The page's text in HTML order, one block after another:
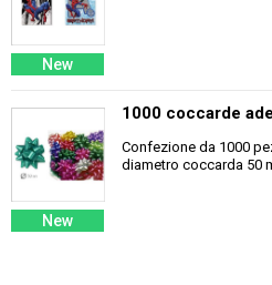
New
New
1000 coccarde
Confezione da 1000
diametro coccarda 50